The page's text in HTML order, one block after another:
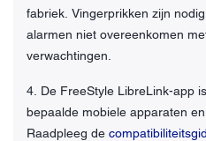
fabriek. Vingerprikken zijn
alarmen niet overeenkomen
verwachtingen.
4. De FreeStyle LibreLink-app
bepaalde mobiele apparaten
Raadpleeg de